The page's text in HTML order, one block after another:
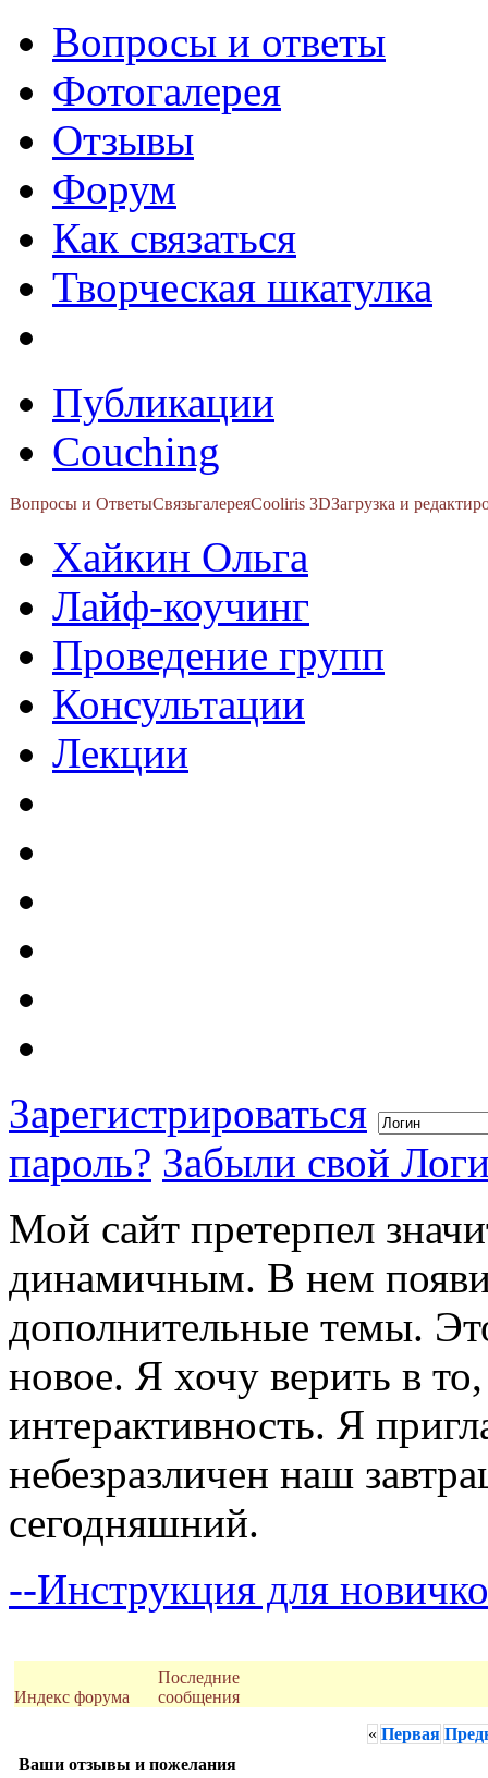
Вопросы и ответы
Фотогалерея
Отзывы
Форум
Как связаться
Творческая шкатулка
Публикации
Couching
Вопросы и ОтветыСвязьгалереяCooliris 3DЗагрузка и
Хайкин Ольга
Лайф-коучинг
Проведение групп
Консультации
Лекции
Зарегистрироваться
пароль? Забыли свой
Мой сайт претерпел
динамичным. В нем
дополнительные темы.
новое. Я хочу верить в
интерактивность. Я
небезразличен наш
сегодняшний.
--Инструкция для
Индекс форума
Последние
сообщения
« Первая
Ваши отзывы и пожелания